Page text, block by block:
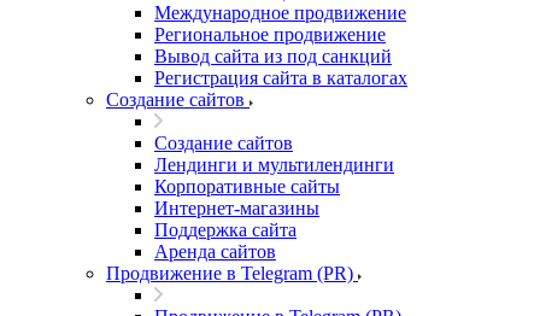
Международное продвижение
Региональное продвижение
Вывод сайта из под санкций
Регистрация сайта в каталогах
Создание сайтов
Создание сайтов
Лендинги и мультилендинги
Корпоративные сайты
Интернет-магазины
Поддержка сайта
Аренда сайтов
Продвижение в Telegram (PR)